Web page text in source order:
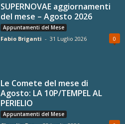
SUPERNOVAE aggiornamenti
del mese – Agosto 2026
Appuntamenti del Mese
Fabio Briganti - 31 Luglio 2026 0
Le Comete del mese di
Agosto: LA 10P/TEMPEL AL
PERIELIO
Appuntamenti del Mese